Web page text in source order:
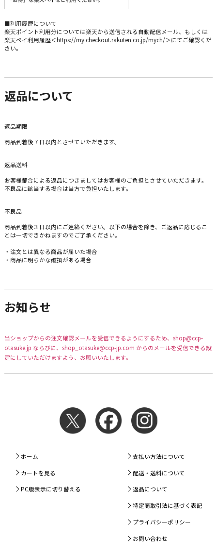
■利用履歴について
楽天ポイント利用分については楽天から送信される自動配信メール、もしくは
楽天ペイ利用履歴＜https://my.checkout.rakuten.co.jp/mych/＞にてご確認くだ
さい。
返品について
返品期限
商品到着後７日以内とさせていただきます。
返品送料
お客様都合による返品につきましてはお客様のご負担とさせていただきます。
不良品に該当する場合は当方で負担いたします。
不良品
商品到着後３日以内にご連絡ください。以下の場合を除き、ご返品に応じるこ
とは一切できかねますのでご了承ください。
・注文とは異なる商品が届いた場合
・商品に明らかな破損がある場合
お知らせ
当ショップからの注文確認メールを受信できるようにするため、shop@ccp-
otasuke.jp ならびに、shop_otasuke@ccp-jp.com からのメールを受信できる設
定にしていただけますよう、お願いいたします。
ホーム
カートを見る
PC版表示に切り替える
支払い方法について
配送・送料について
返品について
特定商取引法に基づく表記
プライバシーポリシー
お問い合わせ